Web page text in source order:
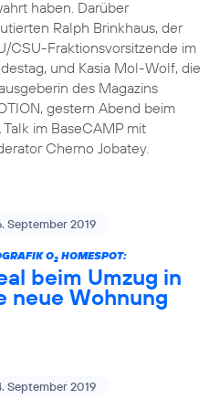
haben. Darüber
Ralph Brinkhaus, der
CSU-Fraktionsvorsitzende im
und Kasia Mol-Wolf, die
des Magazins
gestern Abend beim
Talk im BaseCAMP mit
Cherno Jobatey.
September 2019
O2HOMESPOT:
beim Umzug in
neue Wohnung
September 2019